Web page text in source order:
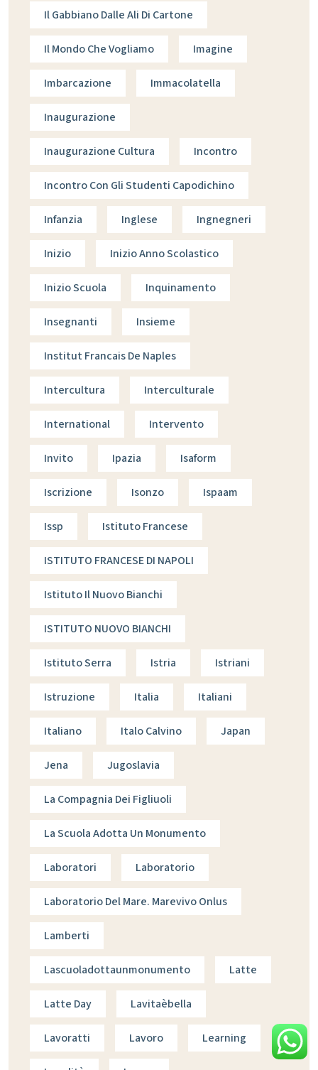
Il Gabbiano Dalle Ali Di Cartone
Il Mondo Che Vogliamo Imagine
Imbarcazione Immacolatella
Inaugurazione
Inaugurazione Cultura Incontro
Incontro Con Gli Studenti Capodichino
Infanzia Inglese Ingnegneri
Inizio Inizio Anno Scolastico
Inizio Scuola Inquinamento
Insegnanti Insieme
Institut Francais De Naples
Intercultura Interculturale
International Intervento
Invito Ipazia Isaform
Iscrizione Isonzo Ispaam
Issp Istituto Francese
ISTITUTO FRANCESE DI NAPOLI
Istituto Il Nuovo Bianchi
ISTITUTO NUOVO BIANCHI
Istituto Serra Istria Istriani
Istruzione Italia Italiani
Italiano Italo Calvino Japan
Jena Jugoslavia
La Compagnia Dei Figliuoli
La Scuola Adotta Un Monumento
Laboratori Laboratorio
Laboratorio Del Mare. Marevivo Onlus
Lamberti
Lascuoladottaunmonumento Latte
Latte Day Lavitaèbella
Lavoratti Lavoro Learning